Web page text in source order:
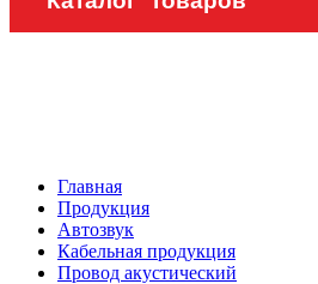
Главная
Продукция
Автозвук
Кабельная продукция
Провод акустический